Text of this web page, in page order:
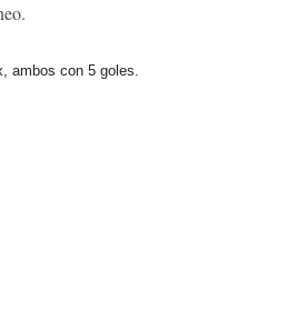
ambos con 5 goles.